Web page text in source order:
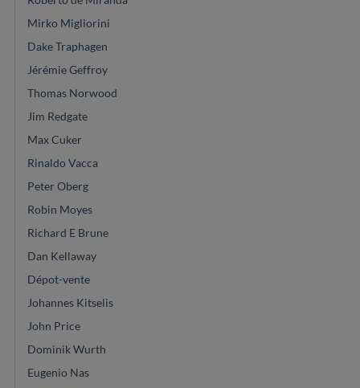
Mirko Migliorini
Dake Traphagen
Jérémie Geffroy
Thomas Norwood
Jim Redgate
Max Cuker
Rinaldo Vacca
Peter Oberg
Robin Moyes
Richard E Brune
Dan Kellaway
Dépot-vente
Johannes Kitselis
John Price
Dominik Wurth
Eugenio Nas